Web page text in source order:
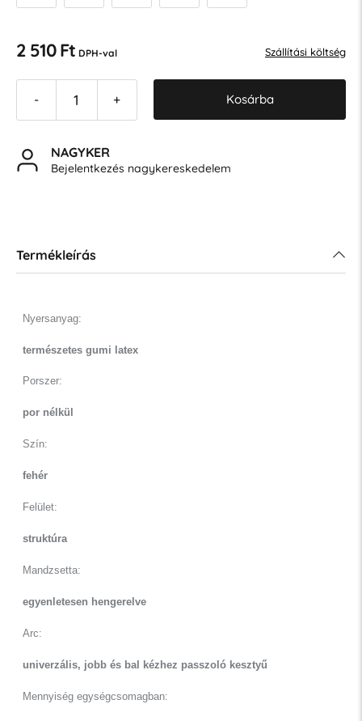
2 510 Ft DPH-val Szállítási költség
- + Kosárba
NAGYKER
Bejelentkezés nagykereskedelem
Termékleírás
Nyersanyag:
természetes gumi latex
Porszer:
por nélkül
Szín:
fehér
Felület:
struktúra
Mandzsetta:
egyenletesen hengerelve
Arc:
univerzális, jobb és bal kézhez passzoló kesztyű
Mennyiség egységcsomagban: